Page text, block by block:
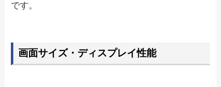
です。
画面サイズ・ディスプレイ性能